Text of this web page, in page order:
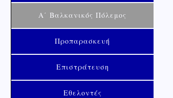
Α΄ Βαλκανικός Πόλεμος
Προπαρασκευή
Επιστράτευση
Εθελοντές